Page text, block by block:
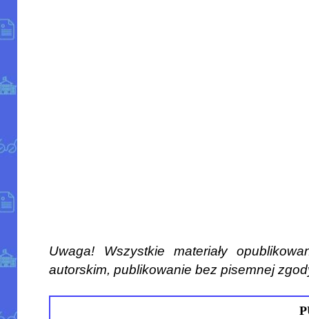
Uwaga! Wszystkie materiały
autorskim, publikowanie bez pisemnej